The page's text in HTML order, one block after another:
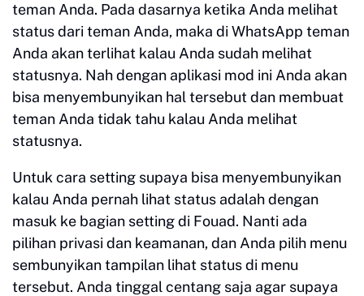
teman Anda. Pada dasarnya ketika Anda melihat
status dari teman Anda, maka di WhatsApp teman
Anda akan terlihat kalau Anda sudah melihat
statusnya. Nah dengan aplikasi mod ini Anda akan
bisa menyembunyikan hal tersebut dan membuat
teman Anda tidak tahu kalau Anda melihat
statusnya.
Untuk cara setting supaya bisa menyembunyikan
kalau Anda pernah lihat status adalah dengan
masuk ke bagian setting di Fouad. Nanti ada
pilihan privasi dan keamanan, dan Anda pilih menu
sembunyikan tampilan lihat status di menu
tersebut. Anda tinggal centang saja agar supaya